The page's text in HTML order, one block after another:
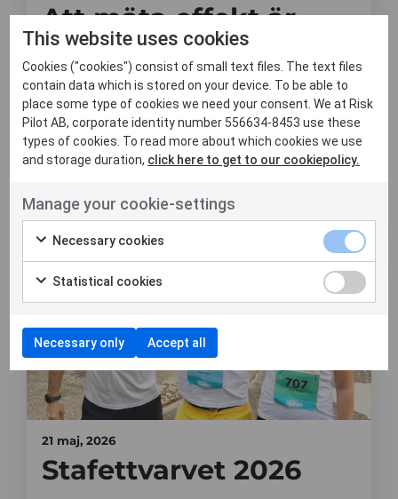
Att mäta effekt är
svårare än att
genomföra åtgärder
Det är inte alltid lätt att veta om de
insatser man gör verkligen leder till en
konkret och varaktig f...
Läs mer
Nyheter
21 maj, 2026
Stafettvarvet 2026
This website uses cookies
Cookies ("cookies") consist of small text files. The text files
contain data which is stored on your device. To be able to
place some type of cookies we need your consent. We at Risk
Pilot AB, corporate identity number 556634-8453 use these
types of cookies. To read more about which cookies we use
and storage duration, click here to get to our cookiepolicy.
Manage your cookie-settings
Necessary cookies
Statistical cookies
Necessary only Accept all